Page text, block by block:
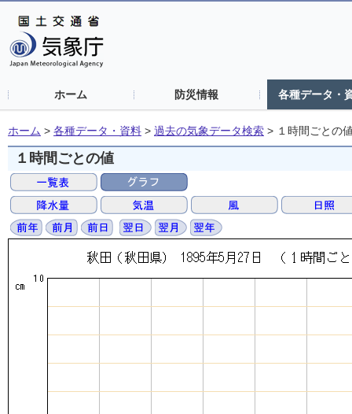
ホーム 防災情報 各種データ・
ホーム > 各種データ・資料 > 過去の気象データ検索 > １時間ごとの
１時間ごとの値